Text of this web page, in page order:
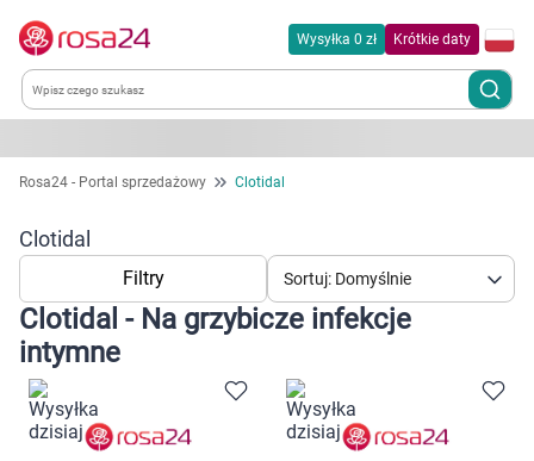
Wysyłka 0 zł Krótkie daty
Kategorie
Chemia gospodarcza
Dla zwierząt
Dom i ogród
Zdrowie
Rosa24 - Portal sprzedażowy Clotidal
Clotidal
Filtry Sortuj: Domyślnie
Clotidal - Na grzybicze infekcje
intymne